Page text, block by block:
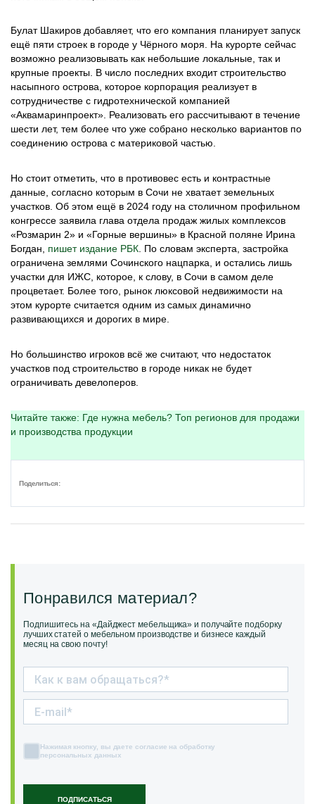
Булат Шакиров добавляет, что его компания планирует запуск
ещё пяти строек в городе у Чёрного моря. На курорте сейчас
возможно реализовывать как небольшие локальные, так и
крупные проекты. В число последних входит строительство
насыпного острова, которое корпорация реализует в
сотрудничестве с гидротехнической компанией
«Аквамаринпроект». Реализовать его рассчитывают в течение
шести лет, тем более что уже собрано несколько вариантов по
соединению острова с материковой частью.
Но стоит отметить, что в противовес есть и контрастные
данные, согласно которым в Сочи не хватает земельных
участков. Об этом ещё в 2024 году на столичном профильном
конгрессе заявила глава отдела продаж жилых комплексов
«Розмарин 2» и «Горные вершины» в Красной поляне Ирина
Богдан, пишет издание РБК . По словам эксперта, застройка
ограничена землями Сочинского нацпарка, и остались лишь
участки для ИЖС, которое, к слову, в Сочи в самом деле
процветает. Более того, рынок люксовой недвижимости на
этом курорте считается одним из самых динамично
развивающихся и дорогих в мире.
Но большинство игроков всё же считают, что недостаток
участков под строительство в городе никак не будет
ограничивать девелоперов.
Читайте также: Где нужна мебель? Топ регионов для продажи
и производства продукции
Поделиться:
Понравился материал?
Подпишитесь на «Дайджест мебельщика» и получайте подборку
лучших статей о мебельном производстве и бизнесе каждый
месяц на свою почту!
ПОДПИСАТЬСЯ
Нажимая кнопку, вы даете согласие на обработку
персональных данных